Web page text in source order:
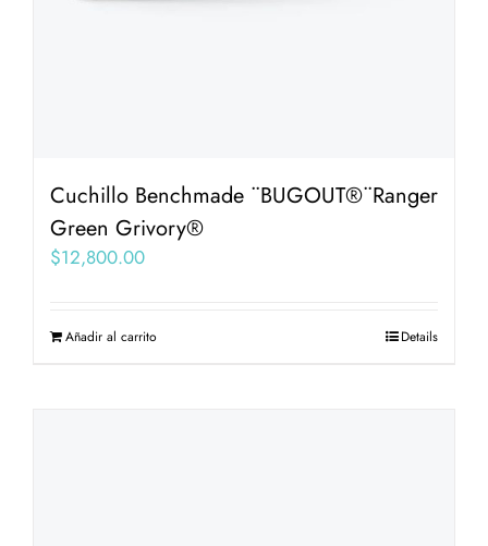
Cuchillo Benchmade ¨BUGOUT®¨Ranger
Green Grivory®
$12,800.00
Añadir al carrito Details